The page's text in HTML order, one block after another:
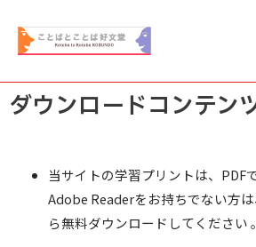
ダウンロードコンテン
当サイトの学習プリントは、PDF
Adobe Readerをお持ちでない方
ら無料ダウンロードしてください 。